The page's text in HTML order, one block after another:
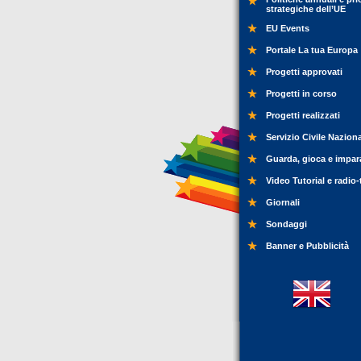
strategiche dell’UE
EU Events
Portale La tua Europa
Progetti approvati
Progetti in corso
Progetti realizzati
Servizio Civile
Guarda, gioca e
Video Tutorial e
Giornali
Sondaggi
Banner e Pubblicità